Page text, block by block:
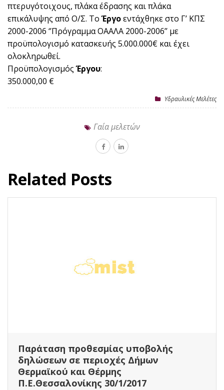
πτερυγότοιχους, πλάκα έδρασης και πλάκα
επικάλυψης από Ο/Σ. ΤοΈργοεντάχθηκε στο Γ’ ΚΠΣ
2000-2006 ‘’Πρόγραμμα ΟΑΑΛΑ 2000-2006’’ με
προϋπολογισμό κατασκευής 5.000.000€ και έχει
ολοκληρωθεί.
ΠροϋπολογισμόςΈργου:
350.000,00 €
Υδραυλικές Μελέτες
Γαία μελετών
Related Posts
Παράταση προθεσμίας υποβολής
δηλώσεων σε περιοχές Δήμων
Θερμαϊκού και Θέρμης
Π.Ε.Θεσσαλονίκης 30/1/2017